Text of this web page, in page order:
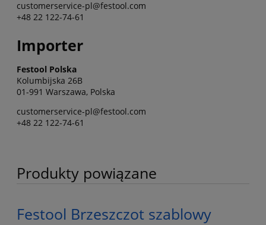
customerservice-pl@festool.com
+48 22 122-74-61
Importer
Festool Polska
Kolumbijska 26B
01-991 Warszawa, Polska
customerservice-pl@festool.com
+48 22 122-74-61
Produkty powiązane
Festool Brzeszczot szablowy